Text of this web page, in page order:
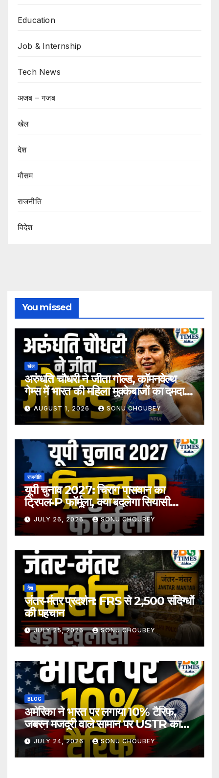
Education
Job & Internship
Tech News
अजब – गजब
खेल
देश
मौसम
राजनीति
विदेश
You missed
खेल
अरुंधति चौधरी ने जीता गोल्ड, कॉमनवेल्थ
गेम्स में भारत की महिला मुक्केबाजों का दमदार
प्रदर्शन
AUGUST 1, 2026 SONU CHOUBEY
राजनीति
यूपी चुनाव 2027: चिराग पासवान का
ट्रिपल-P फॉर्मूला, क्या बदलेगा सियासी
समीकरण?
JULY 26, 2026 SONU CHOUBEY
देश
जंतर-मंतर प्रदर्शन: FRS से 2,500 संदिग्धों
की पहचान
JULY 25, 2026 SONU CHOUBEY
BLOG
अमेरिका ने भारत पर लगाया 10% टैरिफ,
जबरन मजदूरी वाले सामान पर USTR का
बड़ा फैसला
JULY 24, 2026 SONU CHOUBEY